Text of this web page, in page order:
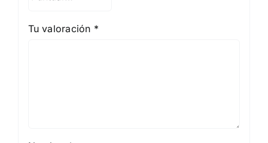
Tu valoración *